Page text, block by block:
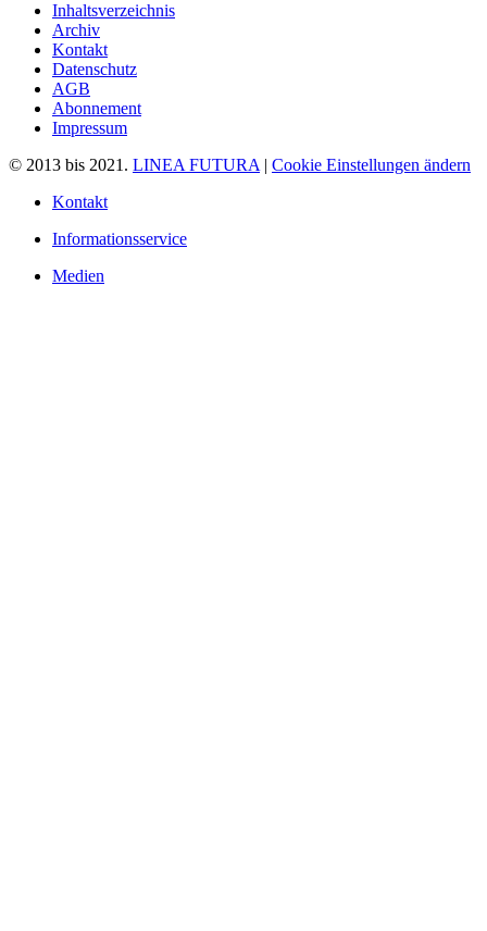
Inhaltsverzeichnis
Archiv
Kontakt
Datenschutz
AGB
Abonnement
Impressum
© 2013 bis 2021. LINEA FUTURA | Cookie Einstellungen ändern
Kontakt
Informationsservice
Medien